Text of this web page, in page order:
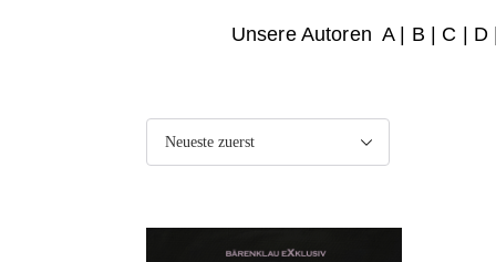
Unsere AutorenA| B C D